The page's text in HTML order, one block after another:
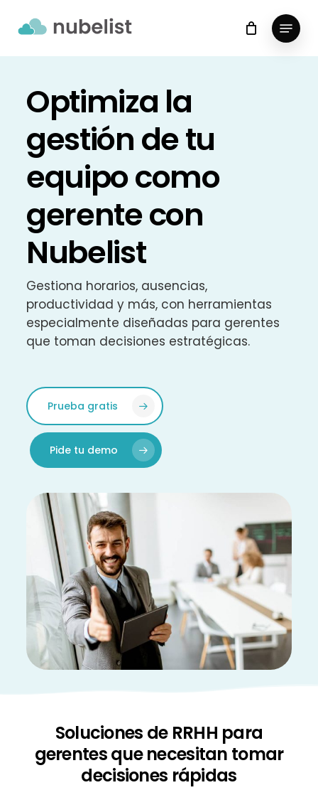
Menu
Optimiza la
gestión de tu
equipo como
gerente con
Nubelist
Gestiona horarios, ausencias,
productividad y más, con herramientas
especialmente diseñadas para gerentes
que toman decisiones estratégicas.
Prueba gratis
Pide tu demo
Soluciones de RRHH para
gerentes que necesitan tomar
decisiones rápidas
Close